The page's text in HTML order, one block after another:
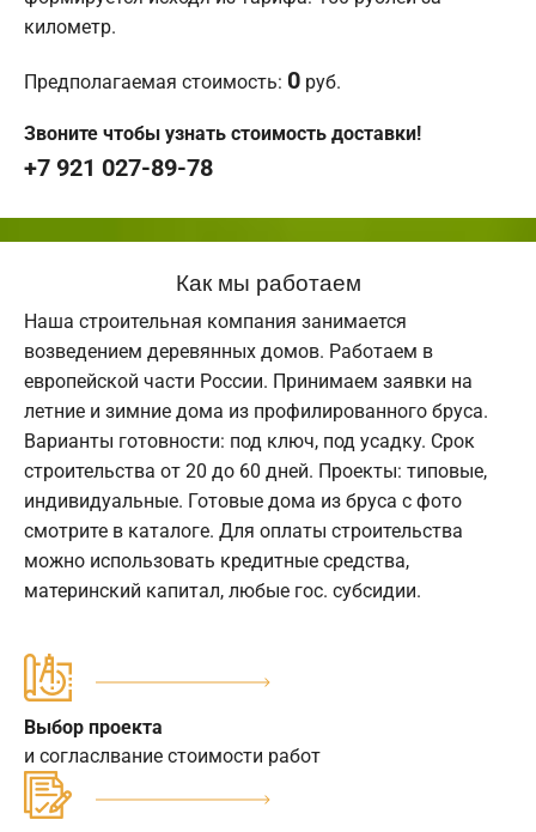
километр.
Предполагаемая стоимость: 0 руб.
Звоните чтобы узнать стоимость доставки!
+7 921 027-89-78
Как мы работаем
Наша строительная компания занимается
возведением деревянных домов. Работаем в
европейской части России. Принимаем заявки на
летние и зимние дома из профилированного бруса.
Варианты готовности: под ключ, под усадку. Срок
строительства от 20 до 60 дней. Проекты: типовые,
индивидуальные. Готовые дома из бруса с фото
смотрите в каталоге. Для оплаты строительства
можно использовать кредитные средства,
материнский капитал, любые гос. субсидии.
Выбор проекта
и согласлвание стоимости работ